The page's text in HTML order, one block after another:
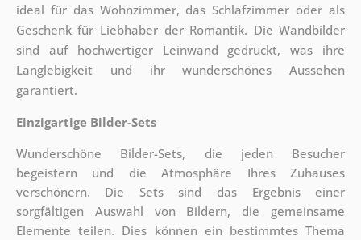
ideal für das Wohnzimmer, das Schlafzimmer oder als
Geschenk für Liebhaber der Romantik. Die Wandbilder
sind auf hochwertiger Leinwand gedruckt, was ihre
Langlebigkeit und ihr wunderschönes Aussehen
garantiert.
Einzigartige Bilder-Sets
Wunderschöne Bilder-Sets, die jeden Besucher
begeistern und die Atmosphäre Ihres Zuhauses
verschönern. Die Sets sind das Ergebnis einer
sorgfältigen Auswahl von Bildern, die gemeinsame
Elemente teilen. Dies können ein bestimmtes Thema